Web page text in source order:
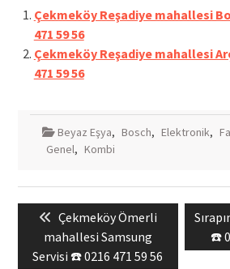
Çekmeköy Reşadiye mahallesi
471 59 56
Çekmeköy Reşadiye mahallesi
471 59 56
Beyaz Eşya, Bosch, Elektronik,
Genel, Kombi
Yazı
gezinmesi
Previous
post:
Çekmeköy Ömerli
mahallesi Samsung
Servisi ☎️ 0216 471 59 56
Next
post:
☎️